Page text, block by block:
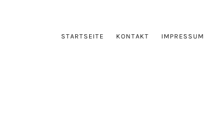
STARTSEITE KONTAKT IMPRESSUM